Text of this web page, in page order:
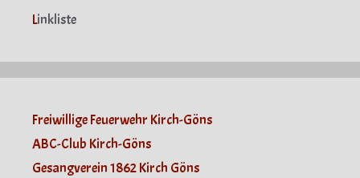
Linkliste
Freiwillige Feuerwehr Kirch-Göns
ABC-Club Kirch-Göns
Gesangverein 1862 Kirch Göns